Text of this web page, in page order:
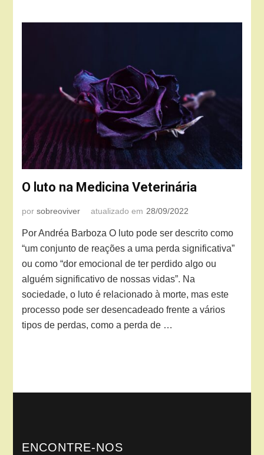
O luto na Medicina Veterinária
porsobreoviver atualizado em 28/09/2022
Por Andréa Barboza O luto pode ser descrito como
“um conjunto de reações a uma perda significativa”
ou como “dor emocional de ter perdido algo ou
alguém significativo de nossas vidas”. Na
sociedade, o luto é relacionado à morte, mas este
processo pode ser desencadeado frente a vários
tipos de perdas, como a perda de …
ENCONTRE-NOS